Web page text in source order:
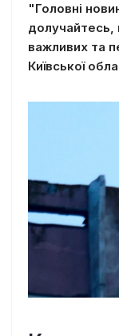
"Головні
долучайтесь,
важливих та
Київської